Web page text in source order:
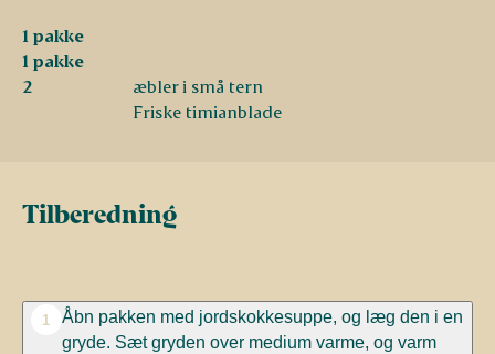
1 pakke
1 pakke
2
æbler i små tern
Friske timianblade
Tilberedning
1
Åbn pakken med jordskokkesuppe, og læg den i en
gryde. Sæt gryden over medium varme, og varm